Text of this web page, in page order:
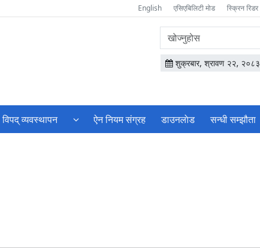
English एसिएबिलिटी मोड स्क्रिन रिडर
वेबसाइटमा
सामग्री
खोज्नुहोस
शुक्रबार, श्रावण २२, २०८३
विपद् व्यवस्थापन ऐन नियम संग्रह डाउनलाेड सन्धी सम्झौता